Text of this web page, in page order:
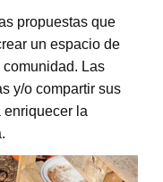
propuestas que
un espacio de
Las
y/o compartir sus
enriquecer la